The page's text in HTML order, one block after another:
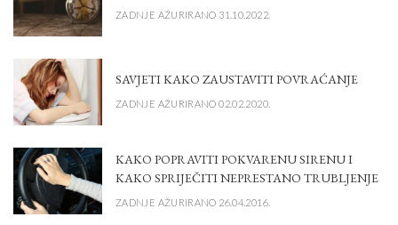
ZADNJE AŽURIRANO 31.10.2022.
SAVJETI KAKO ZAUSTAVITI POVRAĆANJE
ZADNJE AŽURIRANO 02.02.2020.
KAKO POPRAVITI POKVARENU SIRENU I
KAKO SPRIJEČITI NEPRESTANO TRUBLJENJE
ZADNJE AŽURIRANO 26.04.2016.